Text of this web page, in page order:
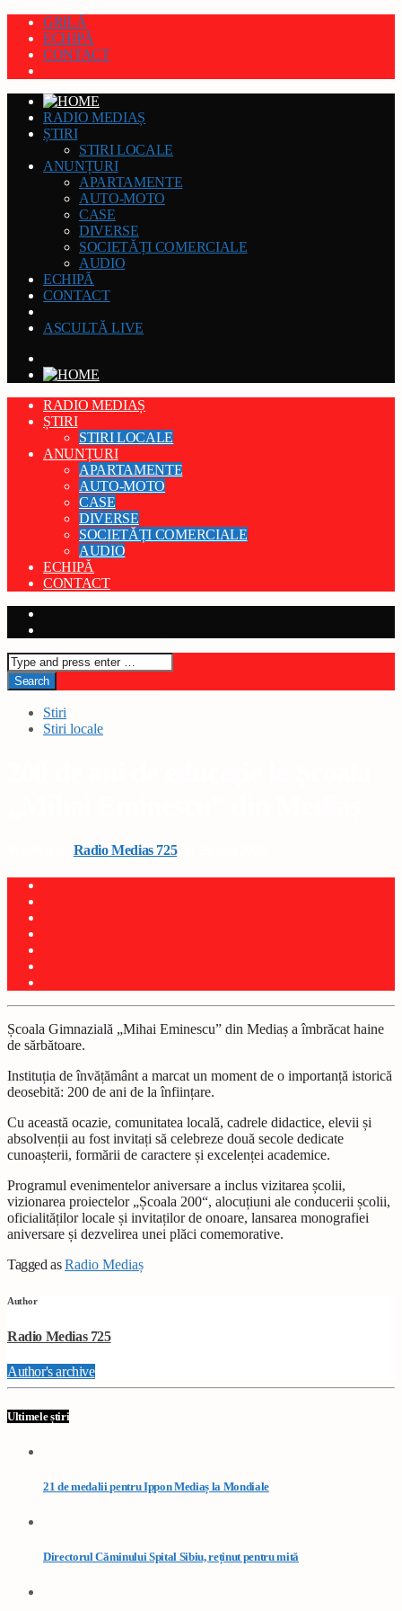
GRILĂ
ECHIPĂ
CONTACT
RADIO MEDIAȘ
ȘTIRI
STIRI LOCALE
ANUNȚURI
APARTAMENTE
AUTO-MOTO
CASE
DIVERSE
SOCIETĂȚI COMERCIALE
AUDIO
ECHIPĂ
CONTACT
ASCULTĂ LIVE
RADIO MEDIAȘ
ȘTIRI
STIRI LOCALE
ANUNȚURI
APARTAMENTE
AUTO-MOTO
CASE
DIVERSE
SOCIETĂȚI COMERCIALE
AUDIO
ECHIPĂ
CONTACT
Stiri
Stiri locale
Radio Medias 725on 29 mai 2026
Școala Gimnazială „Mihai Eminescu” din Mediaș a îmbrăcat haine
de sărbătoare.
Instituția de învățământ a marcat un moment de o importanță istorică
deosebită: 200 de ani de la înființare.
Cu această ocazie, comunitatea locală, cadrele didactice, elevii și
absolvenții au fost invitați să celebreze două secole dedicate
cunoașterii, formării de caractere și excelenței academice.
Programul evenimentelor aniversare a inclus vizitarea școlii,
vizionarea proiectelor „Școala 200“, alocuțiuni ale conducerii școlii,
oficialităților locale și invitaților de onoare, lansarea monografiei
aniversare și dezvelirea unei plăci comemorative.
Tagged asRadio Mediaș
Author
Radio Medias 725
Author's archive
Ultimele știri
21 de medalii pentru Ippon Mediaș la Mondiale
Directorul Căminului Spital Sibiu, reținut pentru mită